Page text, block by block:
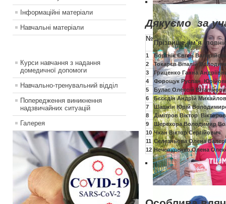
Інформаційні матеріали
Навчальні матеріали
Курси навчання з надання
домедичної допомоги
Навчально-тренувальний відділ
Попередження виникнення
надзвичайних ситуацій
Галерея
Дякуємо за
№
Прізвище, ім’я
1
Бортнік Євген
2
Токарєв Віталій
3
Гриценко Ганна
4
Форощук Руслан
5
Булас Олексій
6
Бєсєдін Андрій
7
Шашкін Юрій
8
Дімітров Віктор
9
Шерехора Володимир
10 Чкан Віктор Сергійович
11 Селезньова Олена
12 Нечепуренко Олена